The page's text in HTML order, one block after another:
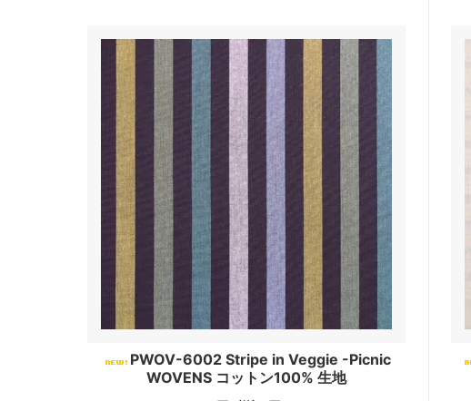
PWOV-6002 Stripe in Veggie -Picnic
WOVENS コットン100% 生地